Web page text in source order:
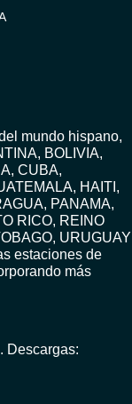
mundo hispano,
BOLIVIA,
CUBA,
HAITI,
PANAMA,
RICO, REINO
URUGUAY
estaciones de
más
Descargas: